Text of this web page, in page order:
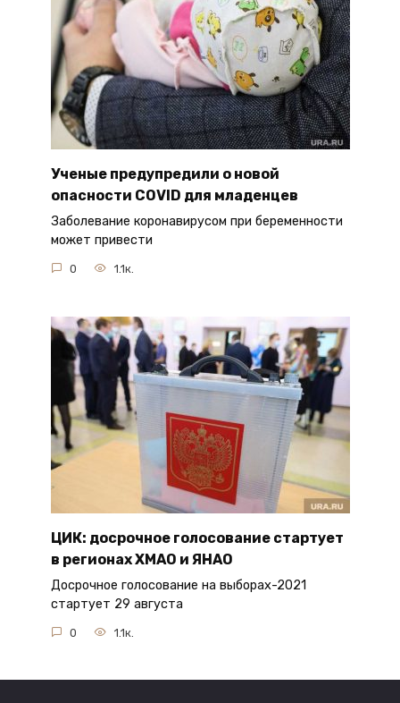
Ученые предупредили о новой
опасности COVID для младенцев
Заболевание коронавирусом при беременности
может привести
0 1.1к.
ЦИК: досрочное голосование стартует
в регионах ХМАО и ЯНАО
Досрочное голосование на выборах-2021
стартует 29 августа
0 1.1к.